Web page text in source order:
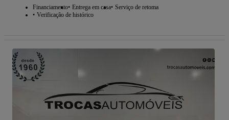
Financiamento Entrega em casa Serviço de retoma
Verificação de histórico